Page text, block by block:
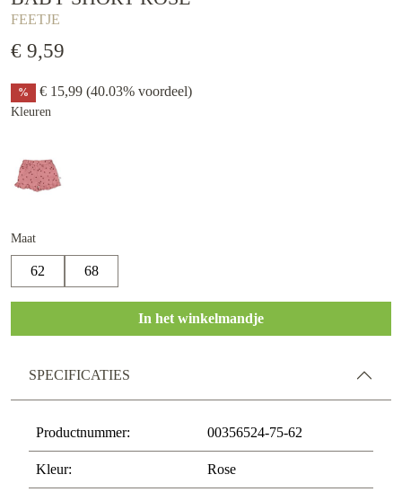
FEETJE
€ 9,59
% € 15,99 (40.03% voordeel)
Kleuren
Maat
62 68
In het winkelmandje
SPECIFICATIES
Productnummer: 00356524-75-62
Kleur: Rose